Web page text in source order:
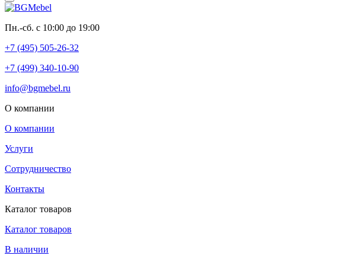
Пн.-сб. с 10:00 до 19:00
+7 (495) 505-26-32
+7 (499) 340-10-90
info@bgmebel.ru
О компании
О компании
Услуги
Сотрудничество
Контакты
Каталог товаров
Каталог товаров
В наличии